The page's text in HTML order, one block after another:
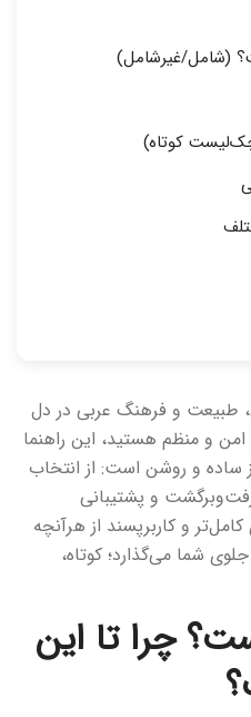
(شامل/غیرشامل)
کوتاه)
طبیعت و فرهنگ عربی در دل
امن و منظم هستید، این راهنما
ساده و روشن است: از انتخاب
رفت‌وبرگشت و پشتیبانی
و کاربرپسند از هرآنچه
جلوی شما می‌گذارد؛ کوتاه،
چرا تا این